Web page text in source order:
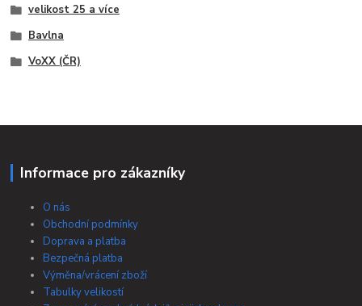
velikost 25 a více
Bavlna
VoXX (ČR)
Informace pro zákazníky
O nás
Obchodní podmínky
Doprava a platba
Bezpečná platba
Výměna/vrácení zboží
Tabulky velikostí